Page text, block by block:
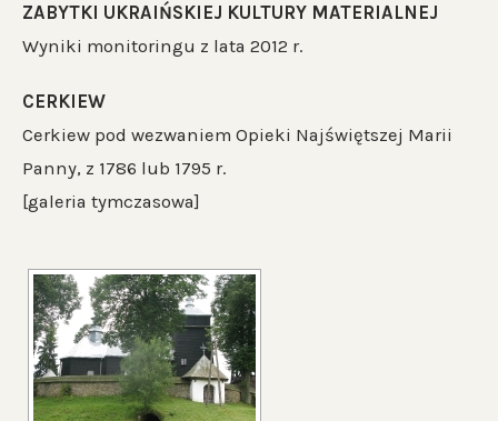
ZABYTKI UKRAIŃSKIEJ KULTURY MATERIALNEJ
Wyniki monitoringu z lata 2012 r.
CERKIEW
Cerkiew pod wezwaniem Opieki Najświętszej Marii
Panny, z 1786 lub 1795 r.
[galeria tymczasowa]